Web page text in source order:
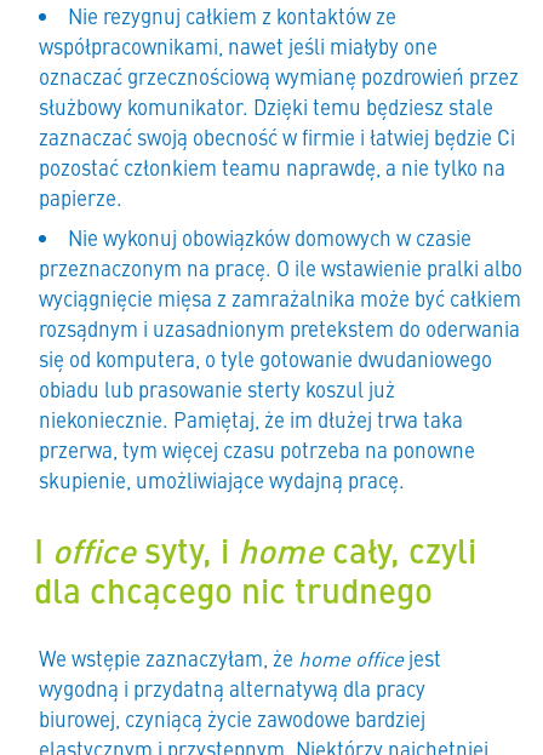
Nie rezygnuj całkiem z kontaktów ze
współpracownikami, nawet jeśli miałyby one
oznaczać grzecznościową wymianę pozdrowień przez
służbowy komunikator. Dzięki temu będziesz stale
zaznaczać swoją obecność w firmie i łatwiej będzie Ci
pozostać członkiem teamu naprawdę, a nie tylko na
papierze.
Nie wykonuj obowiązków domowych w czasie
przeznaczonym na pracę. O ile wstawienie pralki albo
wyciągnięcie mięsa z zamrażalnika może być całkiem
rozsądnym i uzasadnionym pretekstem do oderwania
się od komputera, o tyle gotowanie dwudaniowego
obiadu lub prasowanie sterty koszul już
niekoniecznie. Pamiętaj, że im dłużej trwa taka
przerwa, tym więcej czasu potrzeba na ponowne
skupienie, umożliwiające wydajną pracę.
I officesyty, i homecały, czyli
dla chcącego nic trudnego
We wstępie zaznaczyłam, że home officejest
wygodną i przydatną alternatywą dla pracy
biurowej, czyniącą życie zawodowe bardziej